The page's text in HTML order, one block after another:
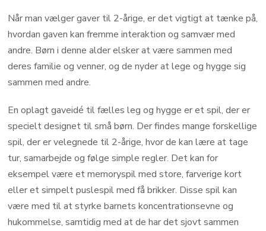
Når man vælger gaver til 2-årige, er det vigtigt at tænke på,
hvordan gaven kan fremme interaktion og samvær med
andre. Børn i denne alder elsker at være sammen med
deres familie og venner, og de nyder at lege og hygge sig
sammen med andre.
En oplagt gaveidé til fælles leg og hygge er et spil, der er
specielt designet til små børn. Der findes mange forskellige
spil, der er velegnede til 2-årige, hvor de kan lære at tage
tur, samarbejde og følge simple regler. Det kan for
eksempel være et memoryspil med store, farverige kort
eller et simpelt puslespil med få brikker. Disse spil kan
være med til at styrke barnets koncentrationsevne og
hukommelse, samtidig med at de har det sjovt sammen